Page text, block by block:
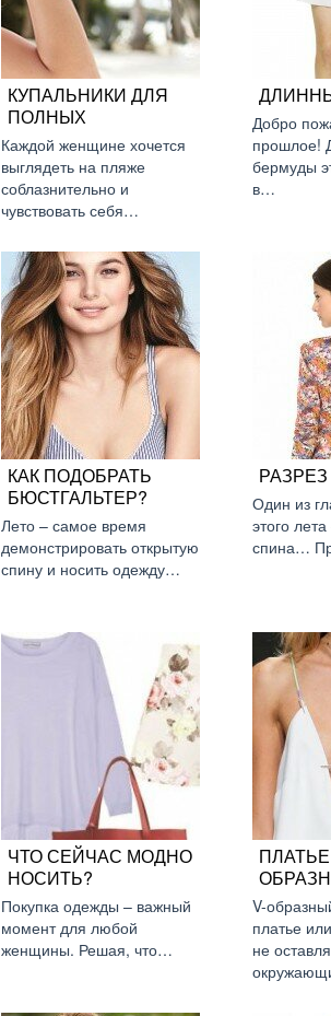
КУПАЛЬНИКИ ДЛЯ
ПОЛНЫХ
Каждой женщине хочется
выглядеть на пляже
соблазнительно и
чувствовать себя…
Добро
прошлое!
бермуды
в…
КАК ПОДОБРАТЬ
БЮСТГАЛЬТЕР?
Лето – самое время
демонстрировать открытую
спину и носить одежду…
Один из
этого
спина…
ЧТО СЕЙЧАС МОДНО
НОСИТЬ?
Покупка одежды – важный
момент для любой
женщины. Решая, что…
V-
платье
не